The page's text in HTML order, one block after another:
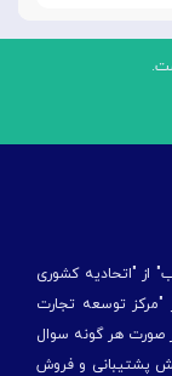
از "اتحادیه کشوری
"مركز توسعه تجارت
صورت هر گونه سوال
پشتیبانی و فروش